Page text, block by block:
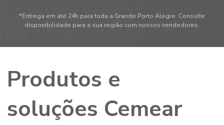
*Entrega em até 24h para toda a Grande Porto Alegre. Consulte
disponibilidade para a sua região com nossos vendedores.
Produtos e
soluções Cemear